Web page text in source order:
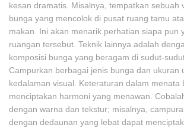
kesan dramatis. Misalnya, tempatkan sebuah
bunga yang mencolok di pusat ruang tamu
makan. Ini akan menarik perhatian siapa pun
ruangan tersebut. Teknik lainnya adalah
komposisi bunga yang beragam di sudut-
Campurkan berbagai jenis bunga dan ukuran
kedalaman visual. Keteraturan dalam menata
menciptakan harmoni yang menawan.
dengan warna dan tekstur; misalnya,
dengan dedaunan yang lebat dapat